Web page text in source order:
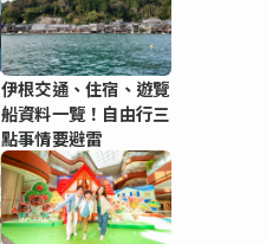
伊根交通、住宿、遊覽
船資料一覽！自由行三
點事情要避雷